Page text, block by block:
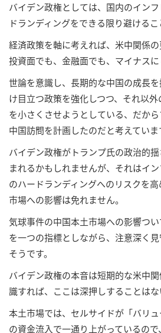
バイデン政権としては、国内のイン
ドランディングをできる限り避けるこ
経済政策を軸に考えれば、米中関係
投資面でも、金融面でも、マイナスに
世論を意識し、長期的な中国の成長
け目立つ政策を強化しつつ、それ以
を小さくさせようとしている、だか
中国訪問を計画したのだと考えていま
バイデン政権がトランプ氏の政治的
まれるかもしれませんが、それはイ
のハードランディングへのリスクを
市場への影響は免れません。
気球事件の中国本土市場への影響つ
を一つの指標としながら、注意深く
そうです。
バイデン政権の本音は短期的な米中
識すれば、ここは深押しすることはな
本土市場では、セルサイドが「バリ
の資金流入で一通り上がっているの